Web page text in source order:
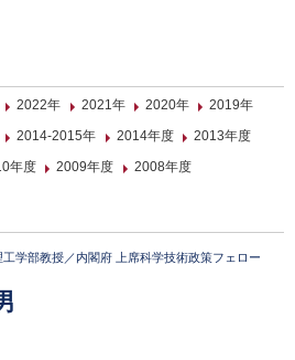
2022年 2021年 2020年
2019年
2014-2015年 2014年度
2013年度
年度 2009年度 2008年度
工学部教授／内閣府 上席科学技術政策フェロー